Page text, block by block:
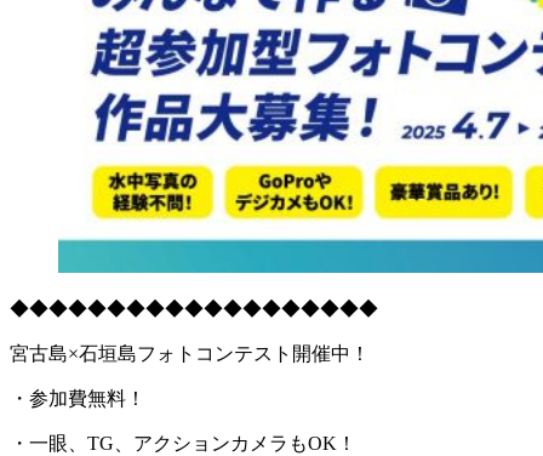
◆◆◆◆◆◆◆◆◆◆◆◆◆◆◆◆◆◆◆
宮古島×石垣島フォトコンテスト開催中！
・参加費無料！
・一眼、TG、アクションカメラもOK！